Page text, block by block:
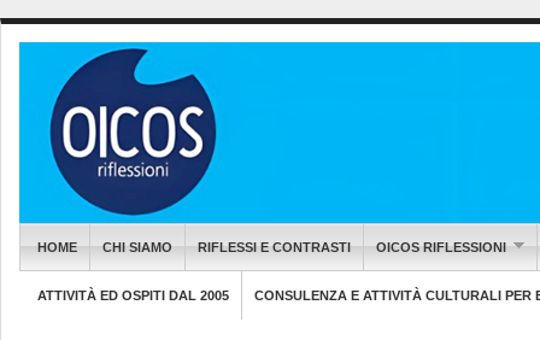
HOME CHI SIAMO RIFLESSI E CONTRASTI OICOS RIFLESSIONI
ATTIVITÀ ED OSPITI DAL 2005 CONSULENZA E ATTIVITÀ CULTURALI PER